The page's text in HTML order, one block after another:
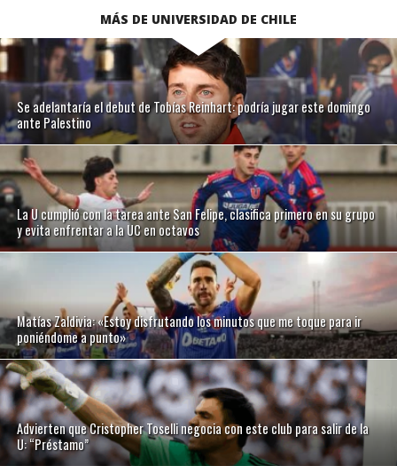
MÁS DE UNIVERSIDAD DE CHILE
Se adelantaría el debut de Tobías Reinhart: podría jugar este domingo
ante Palestino
La U cumplió con la tarea ante San Felipe, clasifica primero en su grupo
y evita enfrentar a la UC en octavos
Matías Zaldivia: «Estoy disfrutando los minutos que me toque para ir
poniéndome a punto»
Advierten que Cristopher Toselli negocia con este club para salir de la
U: “Préstamo”